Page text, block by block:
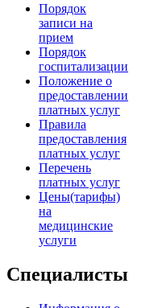
Порядок
записи на
прием
Порядок
госпитализации
Положение о
предоставлении
платных услуг
Правила
предоставления
платных услуг
Перечень
платных услуг
Цены(тарифы)
на
медицинские
услуги
Специалисты